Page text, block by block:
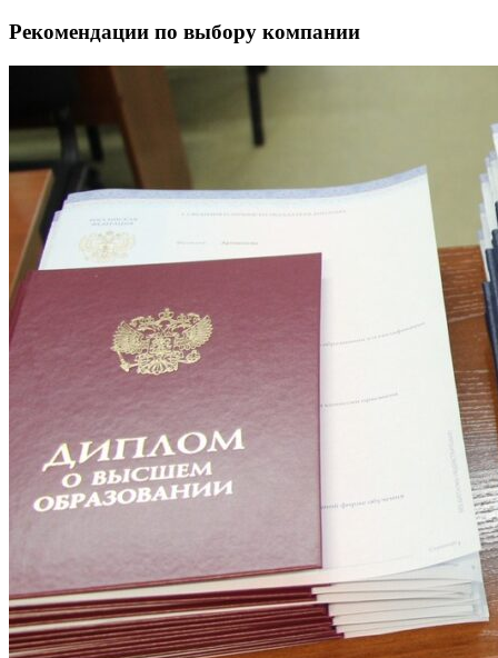
Рекомендации по выбору компании